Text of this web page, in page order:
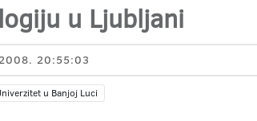
u Ljubljani
20:55:03
u Banjoj Luci